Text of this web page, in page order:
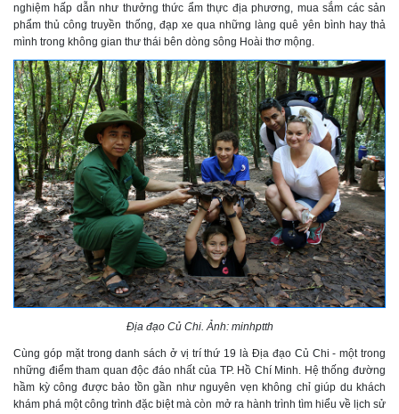
nghiệm hấp dẫn như thưởng thức ẩm thực địa phương, mua sắm các sản
phẩm thủ công truyền thống, đạp xe qua những làng quê yên bình hay thả
mình trong không gian thư thái bên dòng sông Hoài thơ mộng.
Địa đạo Củ Chi. Ảnh: minhptth
Cùng góp mặt trong danh sách ở vị trí thứ 19 là Địa đạo Củ Chi - một trong
những điểm tham quan độc đáo nhất của TP. Hồ Chí Minh. Hệ thống đường
hầm kỳ công được bảo tồn gần như nguyên vẹn không chỉ giúp du khách
khám phá một công trình đặc biệt mà còn mở ra hành trình tìm hiểu về lịch sử